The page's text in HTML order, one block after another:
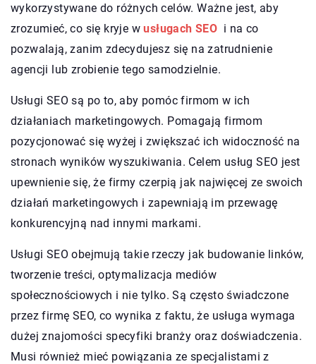
wykorzystywane do różnych celów. Ważne jest, aby
zrozumieć, co się kryje wusługach SEO i na co
pozwalają, zanim zdecydujesz się na zatrudnienie
agencji lub zrobienie tego samodzielnie.
Usługi SEO są po to, aby pomóc firmom w ich
działaniach marketingowych. Pomagają firmom
pozycjonować się wyżej i zwiększać ich widoczność na
stronach wyników wyszukiwania. Celem usług SEO jest
upewnienie się, że firmy czerpią jak najwięcej ze swoich
działań marketingowych i zapewniają im przewagę
konkurencyjną nad innymi markami.
Usługi SEO obejmują takie rzeczy jak budowanie linków,
tworzenie treści, optymalizacja mediów
społecznościowych i nie tylko. Są często świadczone
przez firmę SEO, co wynika z faktu, że usługa wymaga
dużej znajomości specyfiki branży oraz doświadczenia.
Musi również mieć powiązania ze specjalistami z